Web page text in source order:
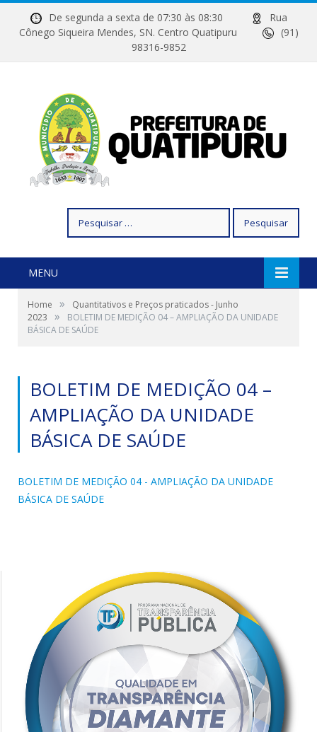
De segunda a sexta de 07:30 às 08:30
Rua
Cônego Siqueira Mendes, SN. Centro Quatipuru
(91)
98316-9852
por:
MENU
Home »
Quantitativos e Preços praticados - Junho
2023
»
BOLETIM DE MEDIÇÃO 04 – AMPLIAÇÃO DA UNIDADE
BÁSICA DE SAÚDE
BOLETIM DE MEDIÇÃO 04 –
AMPLIAÇÃO DA UNIDADE
BÁSICA DE SAÚDE
BOLETIM DE MEDIÇÃO 04 - AMPLIAÇÃO DA UNIDADE
BÁSICA DE SAÚDE